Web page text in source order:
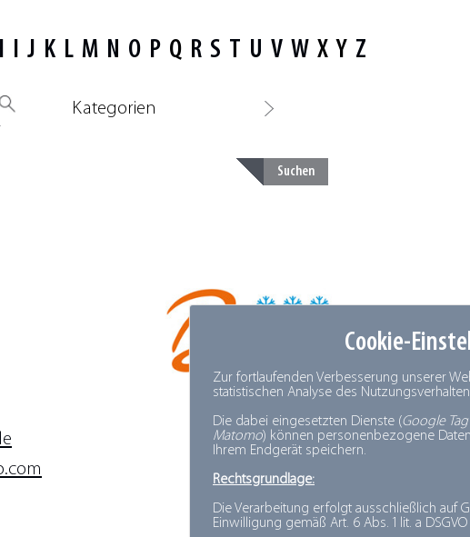
Cookie-
Zur fortlaufenden Verbesserung unserer
statistischen Analyse des
Die dabei eingesetzten Dienste (Google
Matomo) können personenbezogene
Ihrem Endgerät speichern.
Rechtsgrundlage:
Die Verarbeitung erfolgt ausschließlich auf
Einwilligung gemäß Art. 6 Abs. 1 lit. a
I J K L M N O P Q R S T U V W X Y Z
Kategorien